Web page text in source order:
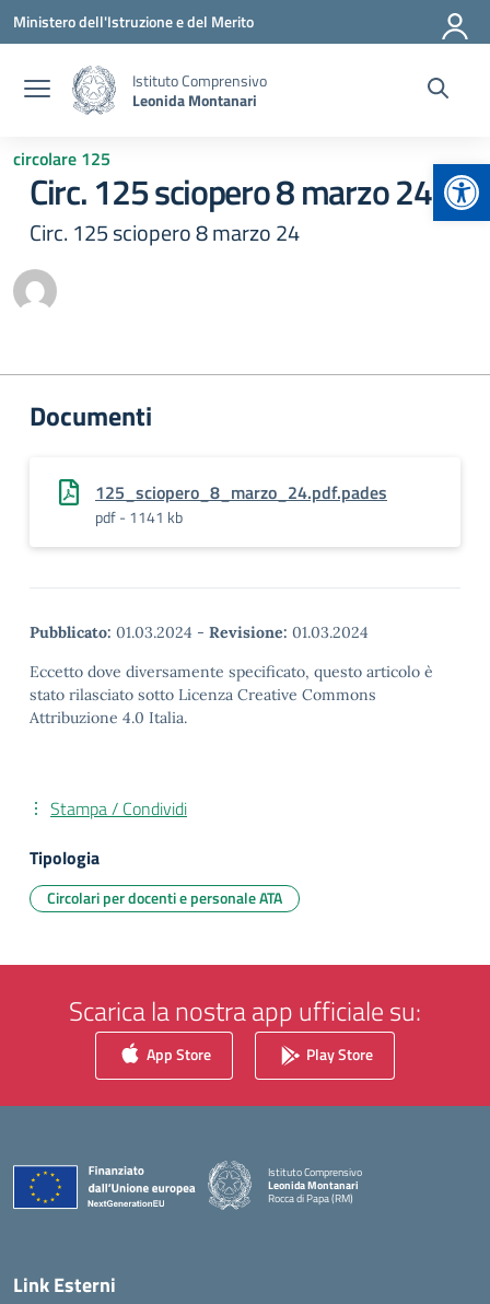
Vai ai contenuti
Vai al menu di navigazione
Vai al footer
Ministero dell'Istruzione e del Merito
Istituto Comprensivo
Leonida Montanari
circolare 125
Circ. 125 sciopero 8 marzo 24
Circ. 125 sciopero 8 marzo 24
Documenti
125_sciopero_8_marzo_24.pdf.pades
pdf - 1141 kb
Pubblicato: 01.03.2024 - Revisione: 01.03.2024
Eccetto dove diversamente specificato, questo articolo è
stato rilasciato sotto Licenza Creative Commons
Attribuzione 4.0 Italia.
Stampa / Condividi
Tipologia
Circolari per docenti e personale ATA
Scarica la nostra app ufficiale su:
App Store Play Store
Istituto Comprensivo
Leonida Montanari
Rocca di Papa (RM)
— Visita la pagina iniziale della scuola
Link Esterni